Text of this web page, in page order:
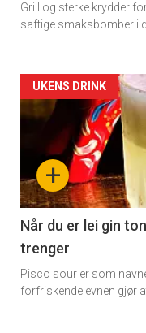
Grill og sterke krydder
saftige smaksbomber i
Artikler
detail
section
11
Dagens
rett
+
UKENS DRINK
Når du er lei gin
trenger
Pisco sour er som
forfriskende evnen gjør